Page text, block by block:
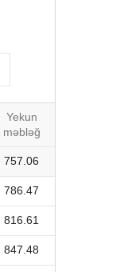
Yekun
məbləğ
757.06
786.47
816.61
847.48